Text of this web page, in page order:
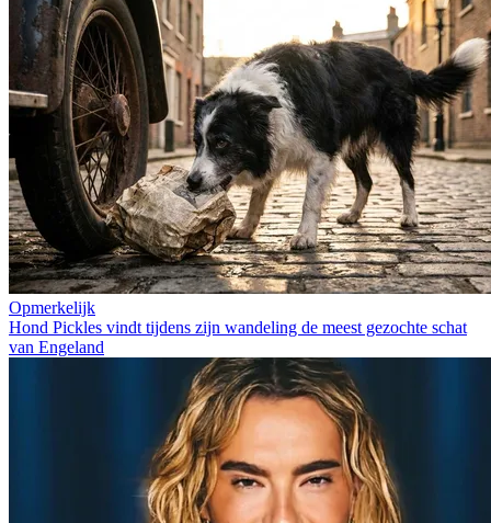
Opmerkelijk
Hond Pickles vindt tijdens zijn wandeling de meest gezochte schat
van Engeland